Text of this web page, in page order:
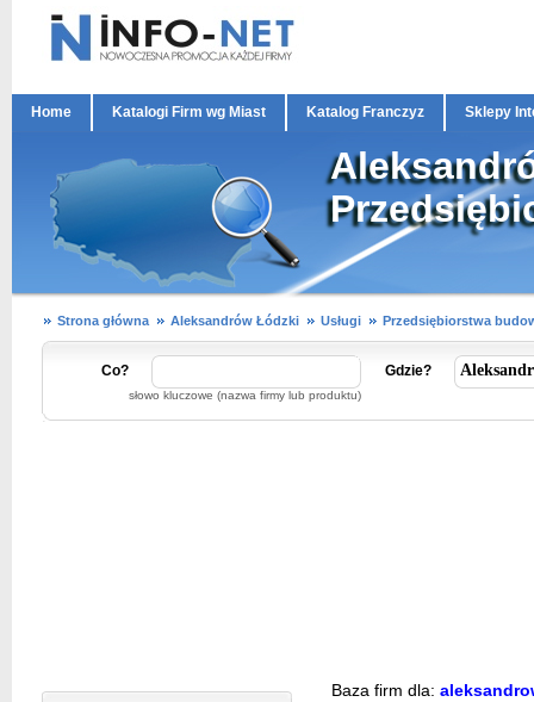
Home Katalogi Firm wg Miast Katalog Franczyz Sklepy
Strona główna Aleksandrów Łódzki Usługi Przedsiębiorstwa
Co?
słowo kluczowe (nazwa firmy lub produktu)
Gdzie?
Baza firm dla: